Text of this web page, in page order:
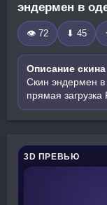
эндермен в
👁 72 ⬇ 45
Описание скина
Скин эндермен
прямая загрузка
3D ПРЕВЬЮ